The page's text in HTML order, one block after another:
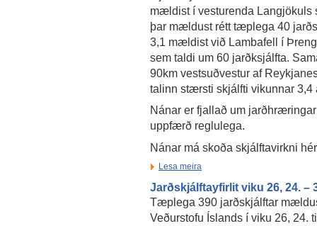
mældist í vesturenda Langjökuls
þar mældust rétt tæplega 40
3,1 mældist við Lambafell í
sem taldi um 60 jarðksjálfta.
90km vestsuðvestur af
talinn stærsti skjálfti vikunnar 3,4
Nánar er fjallað um
uppfærð reglulega.
Nánar má skoða skjálftavirkni
Lesa meira
Jarðskjálftayfirlit viku 26, 24. –
Tæplega 390 jarðskjálftar
Veðurstofu Íslands í viku 26, 24.